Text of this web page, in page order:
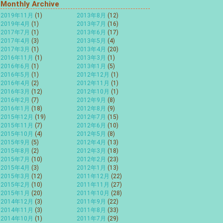
Monthly Archive
2019年11月 (1)
2019年4月 (1)
2017年7月 (1)
2017年4月 (3)
2017年3月 (1)
2016年11月 (1)
2016年6月 (1)
2016年5月 (1)
2016年4月 (2)
2016年3月 (12)
2016年2月 (7)
2016年1月 (18)
2015年12月 (19)
2015年11月 (7)
2015年10月 (4)
2015年9月 (5)
2015年8月 (2)
2015年7月 (10)
2015年4月 (3)
2015年3月 (12)
2015年2月 (10)
2015年1月 (20)
2014年12月 (3)
2014年11月 (3)
2014年10月 (1)
2013年8月 (12)
2013年7月 (16)
2013年6月 (17)
2013年5月 (4)
2013年4月 (20)
2013年3月 (1)
2013年1月 (5)
2012年12月 (1)
2012年11月 (1)
2012年10月 (1)
2012年9月 (8)
2012年8月 (9)
2012年7月 (15)
2012年6月 (10)
2012年5月 (8)
2012年4月 (13)
2012年3月 (18)
2012年2月 (23)
2012年1月 (13)
2011年12月 (22)
2011年11月 (27)
2011年10月 (28)
2011年9月 (22)
2011年8月 (33)
2011年7月 (29)